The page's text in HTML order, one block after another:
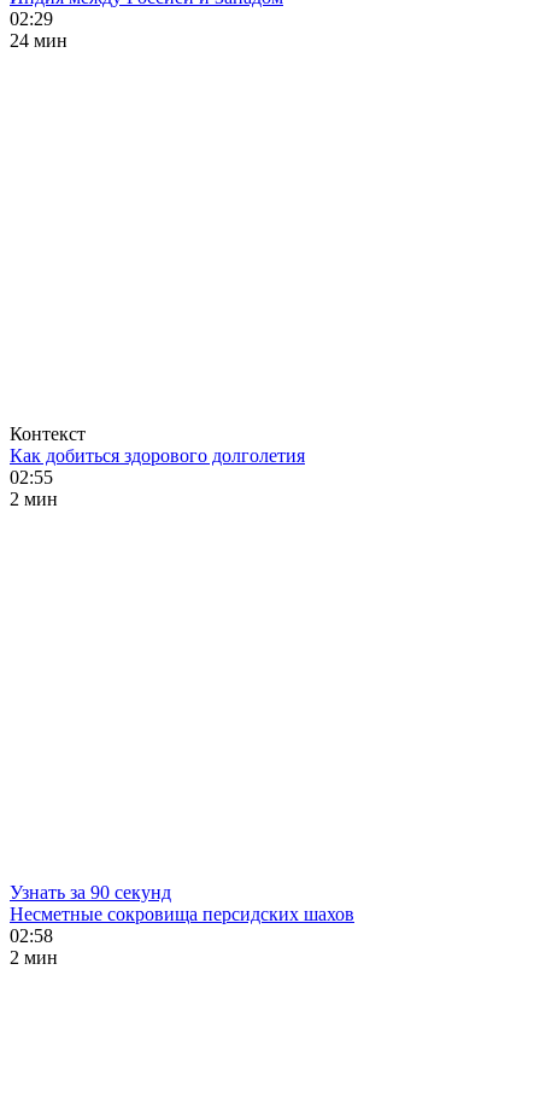
02:29
24 мин
Контекст
Как добиться здорового долголетия
02:55
2 мин
Узнать за 90 секунд
Несметные сокровища персидских шахов
02:58
2 мин